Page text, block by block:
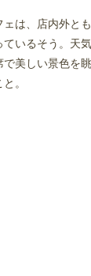
ェは、店内外と
ているそう。天
で美しい景色を
。